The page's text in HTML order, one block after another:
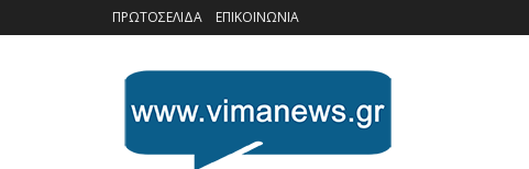
ΠΡΩΤΟΣΕΛΙΔΑ ΕΠΙΚΟΙΝΩΝΙΑ